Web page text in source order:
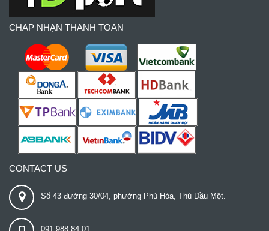
CHẤP NHẬN THANH TOÁN
CONTACT US
Số 43 đường 30/04, phường Phú Hòa, Thủ Dầu Một.
091 988 84 01